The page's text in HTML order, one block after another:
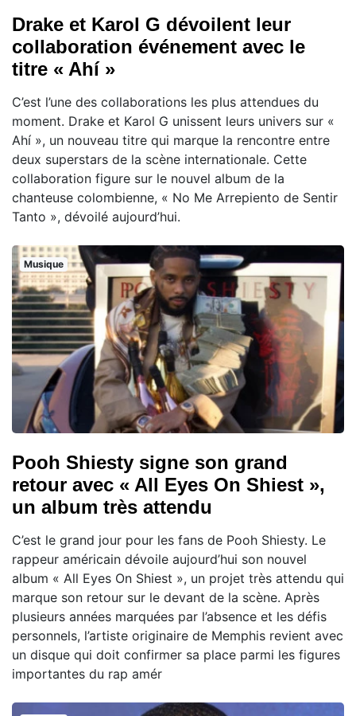
Drake et Karol G dévoilent leur
collaboration événement avec le
titre « Ahí »
C’est l’une des collaborations les plus attendues du
moment. Drake et Karol G unissent leurs univers sur «
Ahí », un nouveau titre qui marque la rencontre entre
deux superstars de la scène internationale. Cette
collaboration figure sur le nouvel album de la
chanteuse colombienne, « No Me Arrepiento de Sentir
Tanto », dévoilé aujourd’hui.
Musique
Pooh Shiesty signe son grand
retour avec « All Eyes On Shiest »,
un album très attendu
C’est le grand jour pour les fans de Pooh Shiesty. Le
rappeur américain dévoile aujourd’hui son nouvel
album « All Eyes On Shiest », un projet très attendu qui
marque son retour sur le devant de la scène. Après
plusieurs années marquées par l’absence et les défis
personnels, l’artiste originaire de Memphis revient avec
un disque qui doit confirmer sa place parmi les figures
importantes du rap amér